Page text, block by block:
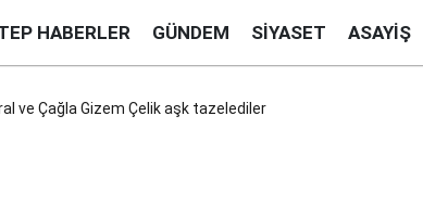
HABERLER GÜNDEM SIYASET ASAYIŞ
ve Çağla Gizem Çelik aşk tazelediler